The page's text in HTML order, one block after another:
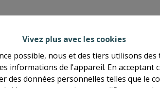
Vivez plus avec les cookies
possible, nous et des tiers utilisons des
informations de l'appareil. En acceptant
des données personnelles telles que le